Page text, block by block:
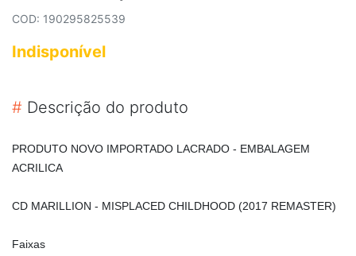
COD: 190295825539
Indisponível
# Descrição do produto
PRODUTO NOVO IMPORTADO LACRADO - EMBALAGEM
ACRILICA
CD MARILLION - MISPLACED CHILDHOOD (2017 REMASTER)
Faixas